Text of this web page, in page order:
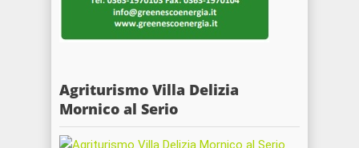
Agriturismo Villa Delizia
Mornico al Serio